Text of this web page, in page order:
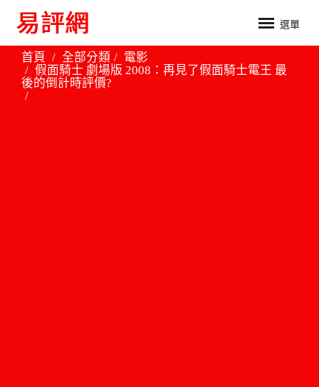
選單
首頁 全部分類
電影
假面騎士 劇場版 2008：再見了假面騎士電王 最
後的倒計時評價?